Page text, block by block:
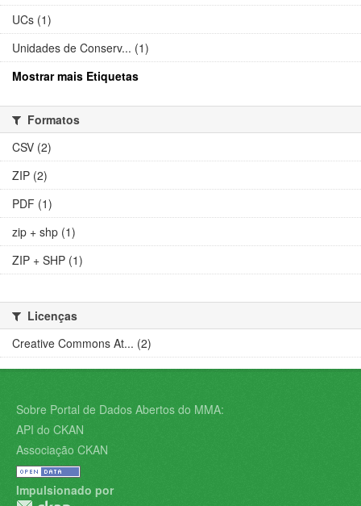
UCs (1)
Unidades de Conserv... (1)
Mostrar mais Etiquetas
Formatos
CSV (2)
ZIP (2)
PDF (1)
zip + shp (1)
ZIP + SHP (1)
Licenças
Creative Commons At... (2)
Sobre Portal de Dados Abertos do MMA:
API do CKAN
Associação CKAN
Impulsionado por